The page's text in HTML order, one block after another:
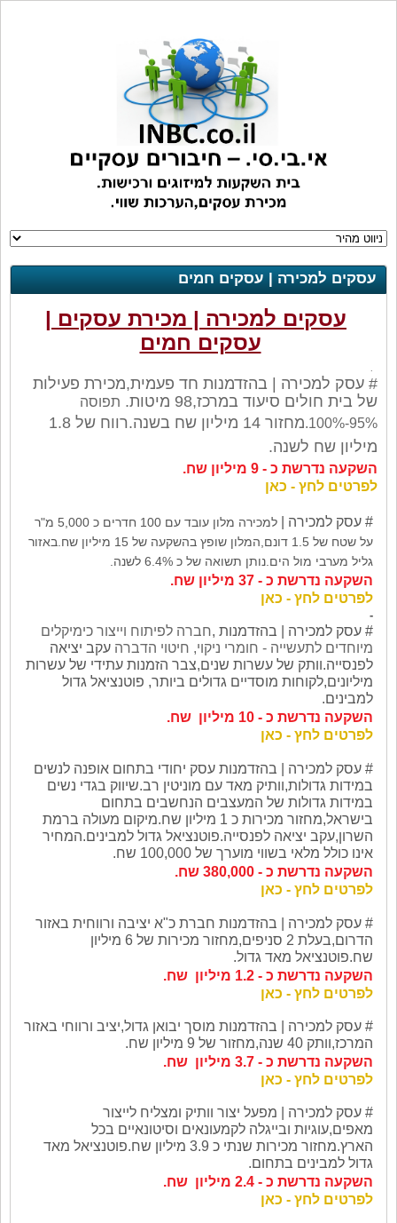
עסקים למכירה | עסקים חמים
עסקים למכירה | מכירת עסקים |
עסקים חמים
# עסק למכירה | בהזדמנות חד פעמית,מכירת פעילות
של בית חולים סיעוד במרכז,98 מיטות.
תפוסה
95%-100%.
מחזור 14 מיליון שח בשנה.
רווח של 1.8
מיליון שח לשנה.
השקעה נדרשת כ - 9 מיליון שח.
לפרטים לחץ - כאן
# עסק למכירה |
למכירה מלון עובד עם 100 חדרים כ 5,000 מ"ר
על שטח של 1.5 דונם,המלון שופץ בהשקעה של 15 מיליון שח.באזור
גליל מערבי מול הים.נותן תשואה של כ 6.4% לשנה.
השקעה נדרשת כ - 37 מיליון שח.
לפרטים לחץ - כאן
-
# עסק למכירה | בהזדמנות ,חברה לפיתוח וייצור כימיקלים
מיוחדים לתעשייה - חומרי ניקוי, חיטוי הדברה עקב יציאה
לפנסייה.וותק של עשרות שנים,צבר הזמנות עתידי של עשרות
מיליונים,לקוחות מוסדיים גדולים ביותר, פוטנציאל גדול
למבינים.
השקעה נדרשת כ - 10 מיליון שח.
לפרטים לחץ - כאן
# עסק למכירה | בהזדמנות עסק יחודי בתחום אופנה לנשים
במידות גדולות,וותיק מאד עם מוניטין רב.שיווק בגדי נשים
במידות גדולות של המעצבים הנחשבים בתחום
בישראל,מחזור מכירות כ 1 מיליון שח.מיקום מעולה ברמת
השרון,עקב יציאה לפנסייה.פוטנציאל גדול למבינים.המחיר
אינו כולל מלאי בשווי מוערך של 100,000 שח.
השקעה נדרשת כ - 380,000 שח.
לפרטים לחץ - כאן
# עסק למכירה | בהזדמנות חברת כ"א יציבה ורווחית באזור
הדרום,בעלת 2 סניפים,מחזור מכירות של 6 מיליון
שח.פוטנציאל מאד גדול.
השקעה נדרשת כ - 1.2 מיליון שח.
לפרטים לחץ - כאן
# עסק למכירה | בהזדמנות מוסך יבואן גדול,יציב ורווחי באזור
המרכז,וותק 40 שנה,מחזור של 9 מיליון שח.
השקעה נדרשת כ - 3.7 מיליון שח.
לפרטים לחץ - כאן
# עסק למכירה | מפעל יצור וותיק ומצליח לייצור
מאפים,עוגיות ובייגלה לקמעונאים וסיטונאיים בכל
הארץ.מחזור מכירות שנתי כ 3.9 מיליון שח.פוטנציאל מאד
גדול למבינים בתחום.
השקעה נדרשת כ - 2.4 מיליון שח.
לפרטים לחץ - כאן